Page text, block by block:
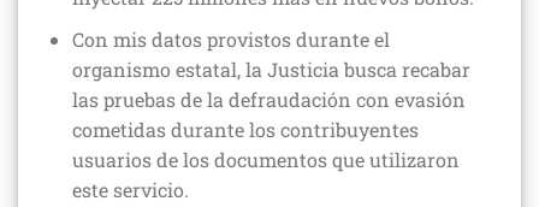
Con mis datos provistos durante el
organismo estatal, la Justicia busca recabar
las pruebas de la defraudación con evasión
cometidas durante los contribuyentes
usuarios de los documentos que utilizaron
este servicio.